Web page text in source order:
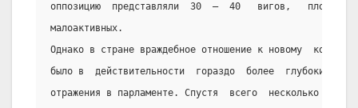
оппозицию  представляли  30  –  40   вигов,   плохо
малоактивных.
Однако в стране враждебное отношение к новому  королю
было в  действительности  гораздо  более  глубоким,
отражения в парламенте. Спустя  всего  несколько